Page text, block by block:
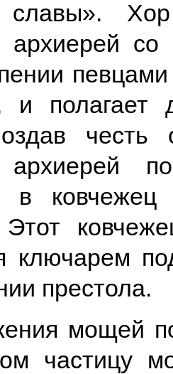
архиерей
и
архиерей
в
Этот
ключарем
престола.
мощей
частицу